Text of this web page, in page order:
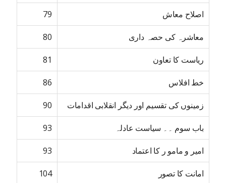
اصلاح معاش 79
معاشرہ کی حصہ داری 80
ریاست کا تعاون 81
خط افلاس 86
زمینوں کی تقسیم اور دیگر انقلابی اقدامات 90
باب سوم ۔۔ سیاست عادلہ 93
امیر و مامو ر کا اعتماد 93
امانت کا تصور 104